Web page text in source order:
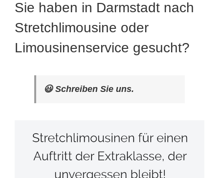
Sie haben in Darmstadt nach
Stretchlimousine oder
Limousinenservice gesucht?
😃 Schreiben Sie uns.